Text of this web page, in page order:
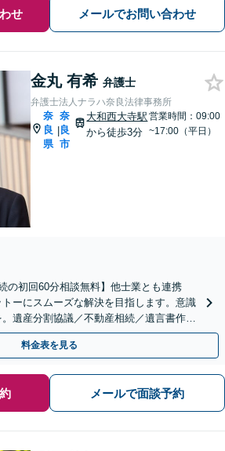
せ メールでお問い合わせ
金丸 有希 弁護士
弁護士法人ナラハ奈良法律事務所
奈
良
県
|
奈
良
市
大和西大寺駅
から徒歩3分
営業時間：09:00
~17:00（平日）
の初回60分相談無料】他士業とも連携
ーにスムーズな解決を目指します。意識
遺産分割協議／不動産相続／遺言書作成
対応可】【お子さま連れOK】
料金表を見る
メールで面談予約